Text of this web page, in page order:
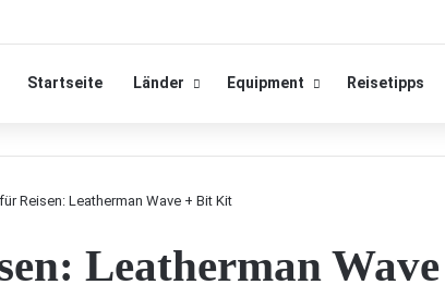
Startseite Länder Equipment Reisetipps
Reisen: Leatherman Wave + Bit Kit
Leatherman Wave